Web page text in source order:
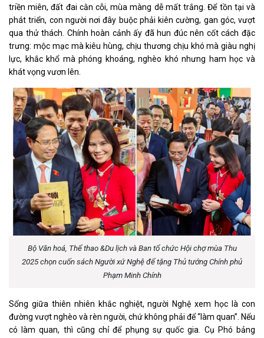
triền miên, đất đai cằn cỗi, mùa màng dễ mất trắng. Để tồn tại và
phát triển, con người nơi đây buộc phải kiên cường, gan góc, vượt
qua thử thách. Chính hoàn cảnh ấy đã hun đúc nên cốt cách đặc
trưng: mộc mạc mà kiêu hùng, chịu thương chịu khó mà giàu nghị
lực, khắc khổ mà phóng khoáng, nghèo khó nhưng ham học và
khát vọng vươn lên.
Bộ Văn hoá, Thể thao &Du lịch và Ban tổ chức Hội chợ mùa Thu
2025 chọn cuốn sách Người xứ Nghệ để tặng Thủ tướng Chính phủ
Phạm Minh Chính
Sống giữa thiên nhiên khắc nghiệt, người Nghệ xem học là con
đường vượt nghèo và rèn người, chứ không phải để “làm quan”. Nếu
có làm quan, thì cũng chỉ để phụng sự quốc gia. Cụ Phó bảng